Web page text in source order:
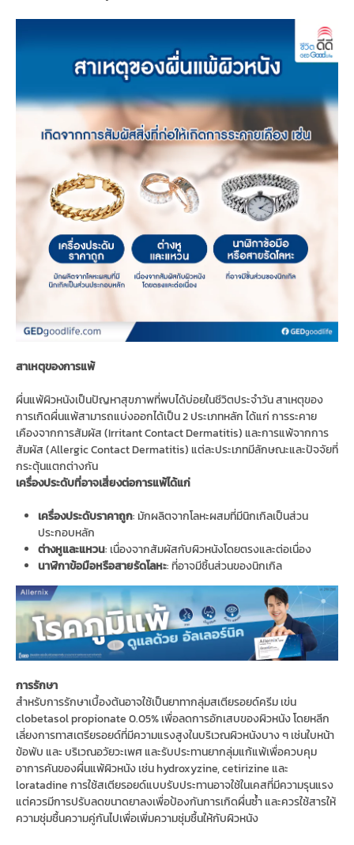
สาเหตุของการแพ้
ผื่นแพ้ผิวหนังเป็นปัญหาสุขภาพที่พบได้บ่อยในชีวิตประจำวัน สาเหตุของ
การเกิดผื่นแพ้สามารถแบ่งออกได้เป็น 2 ประเภทหลัก ได้แก่ การระคาย
เคืองจากการสัมผัส (Irritant Contact Dermatitis) และการแพ้จากการ
สัมผัส (Allergic Contact Dermatitis) แต่ละประเภทมีลักษณะและปัจจัยที่
กระตุ้นแตกต่างกัน
เครื่องประดับที่อาจเสี่ยงต่อการแพ้ได้แก่
เครื่องประดับราคาถูก: มักผลิตจากโลหะผสมที่มีนิกเกิลเป็นส่วน
ประกอบหลัก
ต่างหูและแหวน: เนื่องจากสัมผัสกับผิวหนังโดยตรงและต่อเนื่อง
นาฬิกาข้อมือหรือสายรัดโลหะ: ที่อาจมีชิ้นส่วนของนิกเกิล
การรักษา
สำหรับการรักษาเบื้องต้นอาจใช้เป็นยาทากลุ่มสเตียรอยด์ครีม เข่น
clobetasol propionate 0.05% เพื่อลดการอักเสบของผิวหนัง โดยหลีก
เลี่ยงการทาสเตรียรอยด์ที่มีความแรงสูงในบริเวณผิวหนังบาง ๆ เช่นใบหน้า
ข้อพับ และ บริเวณอวัยวะเพศ และรับประทานยากลุ่มแก้แพ้เพื่อควบคุม
อาการคันของผื่นแพ้ผิวหนัง เช่น hydroxyzine, cetirizine และ
loratadine การใช้สเตียรอยด์แบบรับประทานอาจใช้ในเคสที่มีความรุนแรง
แต่ควรมีการปรับลดขนาดยาลงเพื่อป้องกันการเกิดผื่นซ้ำ และควรใช้สารให้
ความชุ่มชื้นความคู่กันไปเพื่อเพิ่มความชุ่มชื้นให้กับผิวหนัง